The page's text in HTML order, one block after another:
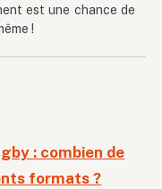
est une chance de
!
: combien de
formats ?